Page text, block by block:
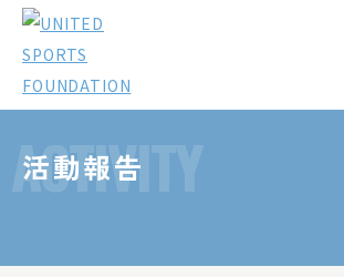
ACTIVITY
活動報告